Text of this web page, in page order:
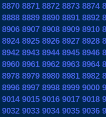
8870 8871 8872 8873 8874
8888 8889 8890 8891 8892
8906 8907 8908 8909 8910
8924 8925 8926 8927 8928
8942 8943 8944 8945 8946
8960 8961 8962 8963 8964
8978 8979 8980 8981 8982
8996 8997 8998 8999 9000
9014 9015 9016 9017 9018
9032 9033 9034 9035 9036